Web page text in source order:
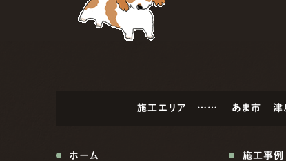
施工エリア …… あま市 津
ホーム 施工事例